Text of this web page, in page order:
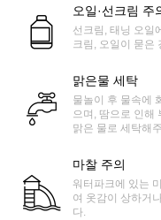
오일·선크림 주
선크림, 태닝 오일
크림, 오일이 묻은
맑은물 세탁
물놀이 후 물속에
으며, 땀으로 인해
맑은 물로 세탁해
마찰 주의
워터파크에 있는
여 옷감이 상하거
다.